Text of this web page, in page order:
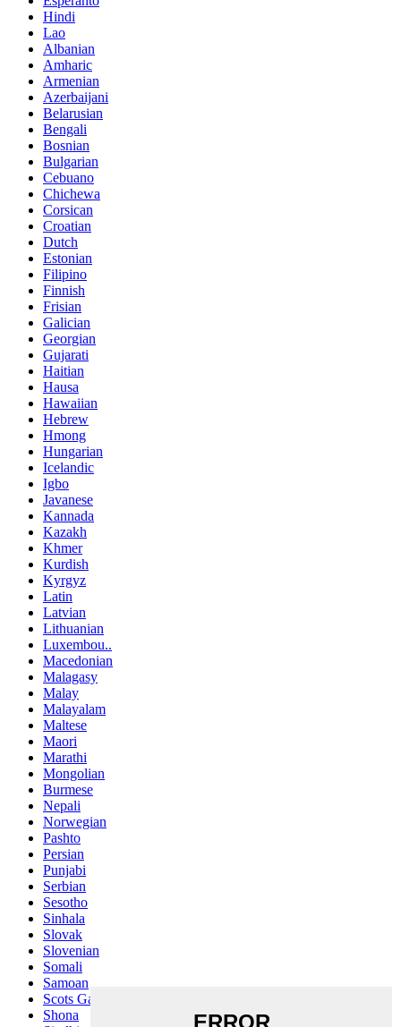
Hindi
Lao
Albanian
Amharic
Armenian
Azerbaijani
Belarusian
Bengali
Bosnian
Bulgarian
Cebuano
Chichewa
Corsican
Croatian
Dutch
Estonian
Filipino
Finnish
Frisian
Galician
Georgian
Gujarati
Haitian
Hausa
Hawaiian
Hebrew
Hmong
Hungarian
Icelandic
Igbo
Javanese
Kannada
Kazakh
Khmer
Kurdish
Kyrgyz
Latin
Latvian
Lithuanian
Luxembou..
Macedonian
Malagasy
Malay
Malayalam
Maltese
Maori
Marathi
Mongolian
Burmese
Nepali
Norwegian
Pashto
Persian
Punjabi
Serbian
Sesotho
Sinhala
Slovak
Slovenian
Somali
Samoan
Scots Gaelic
Shona